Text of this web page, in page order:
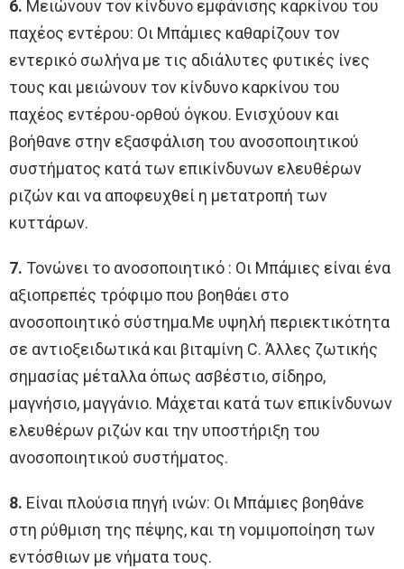
6. Μειώνουν τον κίνδυνο εμφάνισης καρκίνου του
παχέος εντέρου: Οι Μπάμιες καθαρίζουν τον
εντερικό σωλήνα με τις αδιάλυτες φυτικές ίνες
τους και μειώνουν τον κίνδυνο καρκίνου του
παχέος εντέρου-ορθού όγκου. Ενισχύουν και
βοήθανε στην εξασφάλιση του ανοσοποιητικού
συστήματος κατά των επικίνδυνων ελευθέρων
ριζών και να αποφευχθεί η μετατροπή των
κυττάρων.
7. Toνώνει το ανοσοποιητικό : Οι Μπάμιες είναι ένα
αξιοπρεπές τρόφιμο που βοηθάει στο
ανοσοποιητικό σύστημα.Με υψηλή περιεκτικότητα
σε αντιοξειδωτικά και βιταμίνη C. Άλλες ζωτικής
σημασίας μέταλλα όπως ασβέστιο, σίδηρο,
μαγνήσιο, μαγγάνιο. Μάχεται κατά των επικίνδυνων
ελευθέρων ριζών και την υποστήριξη του
ανοσοποιητικού συστήματος.
8. Είναι πλούσια πηγή ινών: Οι Μπάμιες βοηθάνε
στη ρύθμιση της πέψης, και τη νομιμοποίηση των
εντόσθιων με νήματα τους.